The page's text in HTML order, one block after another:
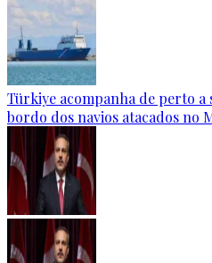
Türkiye acompanha de perto a
bordo dos navios atacados no